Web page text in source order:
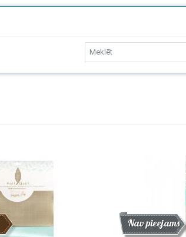
Atlaide
Jaunums
Nav pieejams